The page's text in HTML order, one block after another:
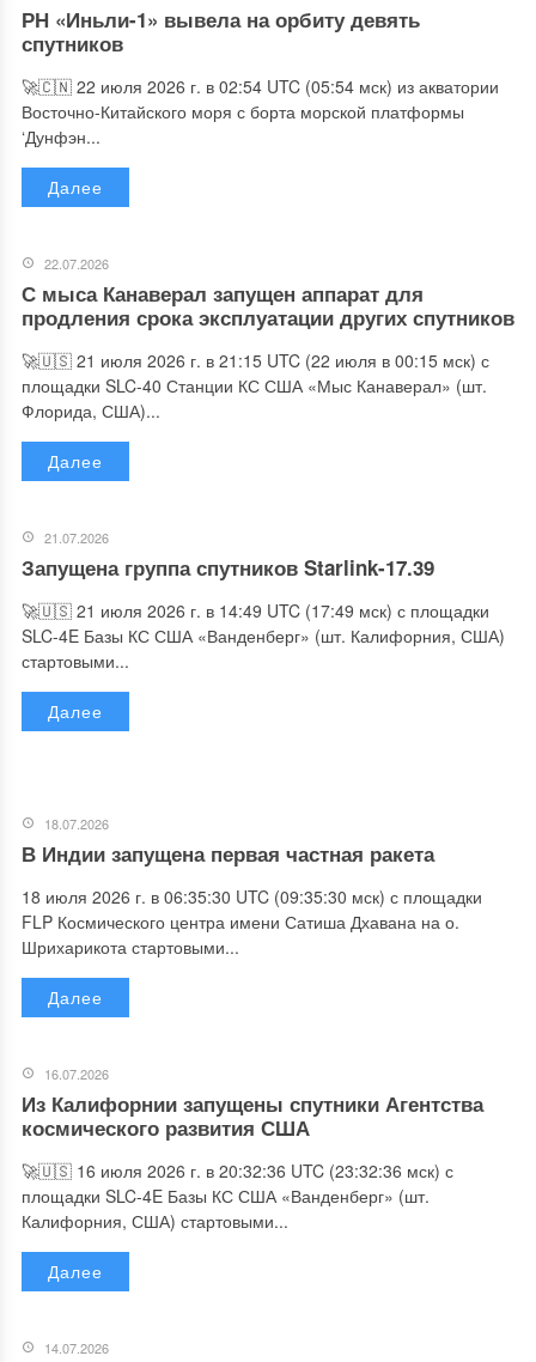
РН «Иньли-1» вывела на орбиту девять
спутников
🚀🇨🇳 22 июля 2026 г. в 02:54 UTC (05:54 мск) из акватории
Восточно-Китайского моря с борта морской платформы
‘Дунфэн...
Далее
22.07.2026
С мыса Канаверал запущен аппарат для
продления срока эксплуатации других спутников
🚀🇺🇸 21 июля 2026 г. в 21:15 UTC (22 июля в 00:15 мск) с
площадки SLC-40 Станции КС США «Мыс Канаверал» (шт.
Флорида, США)...
Далее
21.07.2026
Запущена группа спутников Starlink-17.39
🚀🇺🇸 21 июля 2026 г. в 14:49 UTC (17:49 мск) с площадки
SLC-4E Базы КС США «Ванденберг» (шт. Калифорния, США)
стартовыми...
Далее
18.07.2026
В Индии запущена первая частная ракета
18 июля 2026 г. в 06:35:30 UTC (09:35:30 мск) с площадки
FLP Космического центра имени Сатиша Дхавана на о.
Шрихарикота стартовыми...
Далее
16.07.2026
Из Калифорнии запущены спутники Агентства
космического развития США
🚀🇺🇸 16 июля 2026 г. в 20:32:36 UTC (23:32:36 мск) с
площадки SLC-4E Базы КС США «Ванденберг» (шт.
Калифорния, США) стартовыми...
Далее
14.07.2026